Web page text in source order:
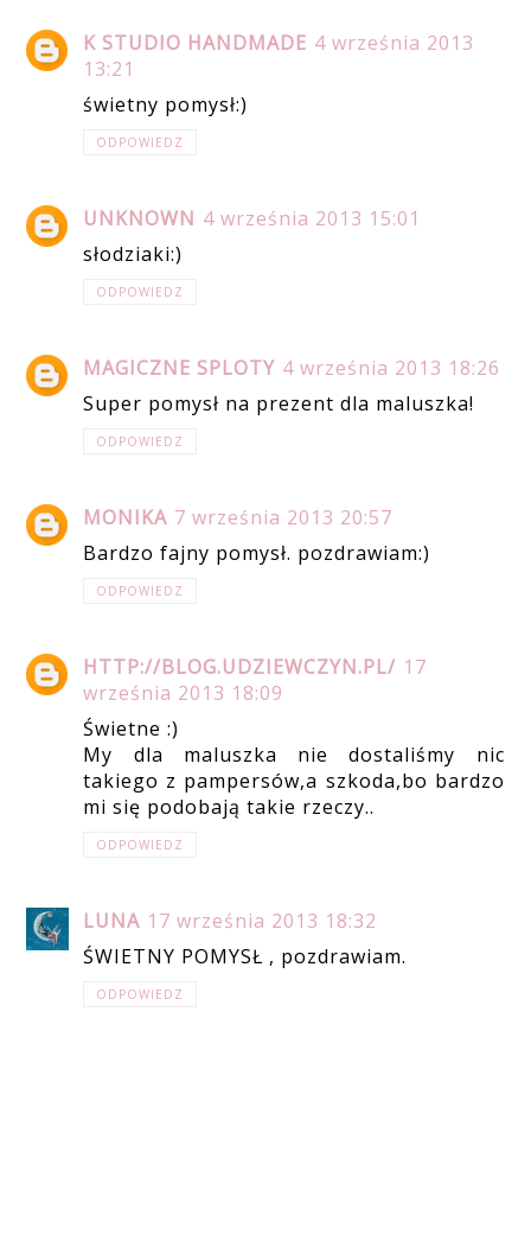
K STUDIO HANDMADE 4 września 2013
13:21
świetny pomysł:)
ODPOWIEDZ
UNKNOWN 4 września 2013 15:01
słodziaki:)
ODPOWIEDZ
MAGICZNE SPLOTY 4 września 2013 18:26
Super pomysł na prezent dla maluszka!
ODPOWIEDZ
MONIKA 7 września 2013 20:57
Bardzo fajny pomysł. pozdrawiam:)
ODPOWIEDZ
HTTP://BLOG.UDZIEWCZYN.PL/ 17
września 2013 18:09
Świetne :)
My dla maluszka nie dostaliśmy nic
takiego z pampersów,a szkoda,bo bardzo
mi się podobają takie rzeczy..
ODPOWIEDZ
LUNA 17 września 2013 18:32
ŚWIETNY POMYSŁ , pozdrawiam.
ODPOWIEDZ